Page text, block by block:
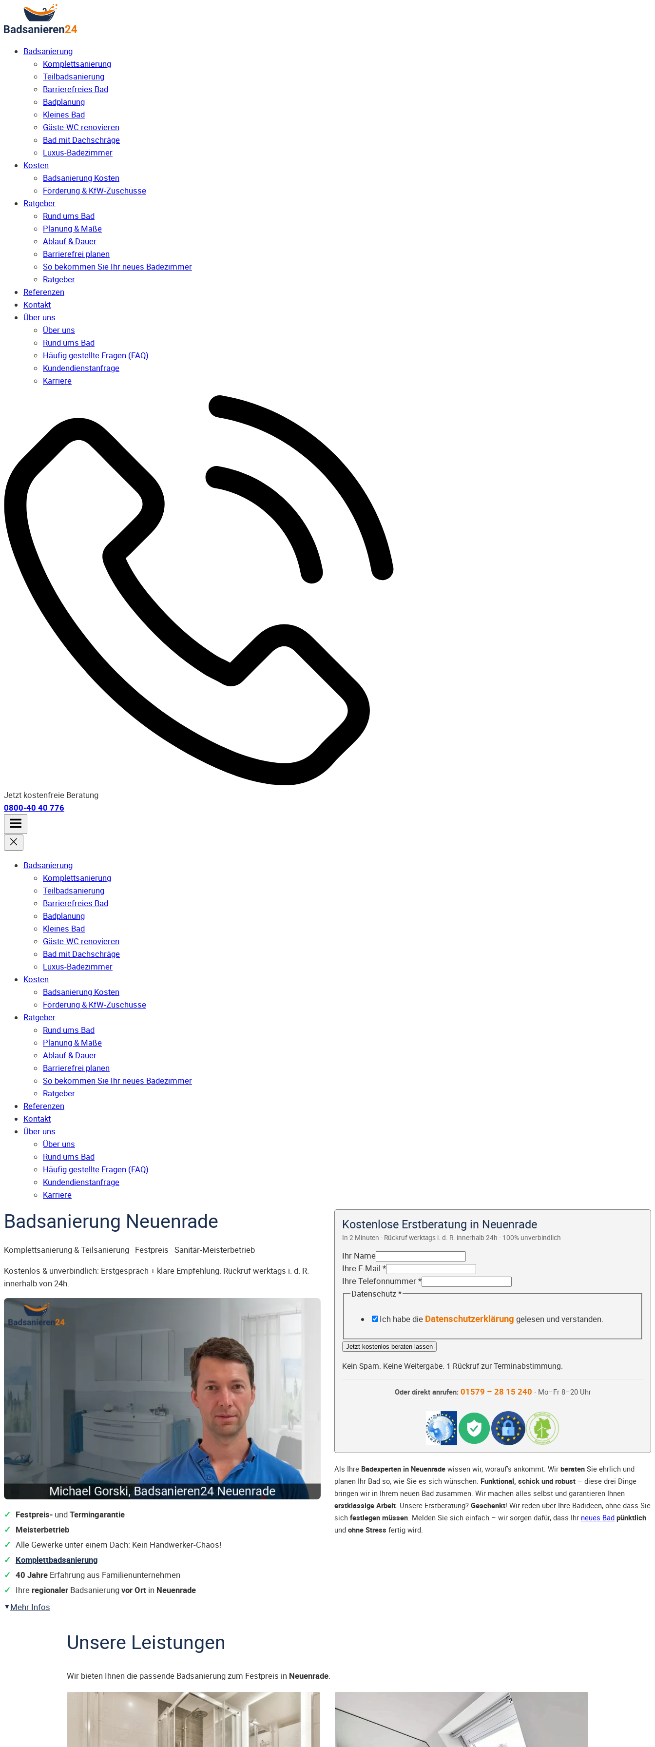
Badsanierung
Komplettsanierung
Teilbadsanierung
Barrierefreies Bad
Badplanung
Kleines Bad
Gäste-WC renovieren
Bad mit Dachschräge
Luxus-Badezimmer
Kosten
Badsanierung Kosten
Förderung & KfW-Zuschüsse
Ratgeber
Rund ums Bad
Planung & Maße
Ablauf & Dauer
Barrierefrei planen
So bekommen Sie Ihr neues Badezimmer
Ratgeber
Referenzen
Kontakt
Über uns
Über uns
Rund ums Bad
Häufig gestellte Fragen (FAQ)
Kunden­dienst­anfrage
Karriere
Jetzt kostenfreie Beratung
0800-40 40 776
Badsanierung
Komplettsanierung
Teilbadsanierung
Barrierefreies Bad
Badplanung
Kleines Bad
Gäste-WC renovieren
Bad mit Dachschräge
Luxus-Badezimmer
Kosten
Badsanierung Kosten
Förderung & KfW-Zuschüsse
Ratgeber
Rund ums Bad
Planung & Maße
Ablauf & Dauer
Barrierefrei planen
So bekommen Sie Ihr neues Badezimmer
Ratgeber
Referenzen
Kontakt
Über uns
Über uns
Rund ums Bad
Häufig gestellte Fragen (FAQ)
Kunden­dienst­anfrage
Karriere
Badsanierung Neuenrade
Komplettsanierung & Teilsanierung · Festpreis · Sanitär-Meisterbetrieb
Kostenlos & unverbindlich: Erstgespräch + klare Empfehlung. Rückruf werktags i. d. R.
innerhalb von 24h.
Festpreis- undTermingarantie
Meisterbetrieb
Alle Gewerke unter einem Dach: Kein Handwerker-Chaos!
Komplettbadsanierung
40 Jahre Erfahrung aus Familienunternehmen
Ihre regionaler Badsanierungvor Ort in Neuenrade
Mehr Infos
Kostenlose Erstberatung in Neuenrade
In 2 Minuten · Rückruf werktags i. d. R. innerhalb 24h · 100% unverbindlich
Ihr Name
Ihre E-Mail *
Ihre Telefonnummer*
Datenschutz*
Ich habe die Datenschutzerklärung gelesen und verstanden.
Jetzt kostenlos beraten lassen
Kein Spam. Keine Weitergabe. 1 Rückruf zur Terminabstimmung.
Oder direkt anrufen: 01579 – 28 15 240 · Mo–Fr 8–20 Uhr
Als Ihre Badexperten in Neuenrade wissen wir, worauf’s ankommt. Wir beraten Sie ehrlich und
planen Ihr Bad so, wie Sie es sich wünschen. Funktional, schick und robust – diese drei Dinge
bringen wir in Ihrem neuen Bad zusammen. Wir machen alles selbst und garantieren Ihnen
erstklassige Arbeit. Unsere Erstberatung? Geschenkt! Wir reden über Ihre Badideen, ohne dass Sie
sich festlegen müssen. Melden Sie sich einfach – wir sorgen dafür, dass Ihr neues Bad pünktlich
und ohne Stress fertig wird.
Unsere Leistungen
Wir bieten Ihnen die passende Badsanierung zum Festpreis in Neuenrade.